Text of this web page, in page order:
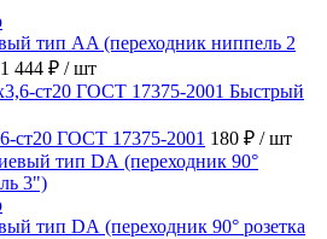
тип AA (переходник ниппель 2
1 444 ₽ / шт
Быстрый
ст20 ГОСТ 17375-2001 180 ₽ / шт
тип DА (переходник 90° розетка